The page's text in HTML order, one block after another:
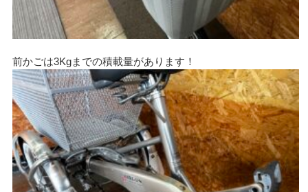
前かごは3Kgまでの積載量があります！